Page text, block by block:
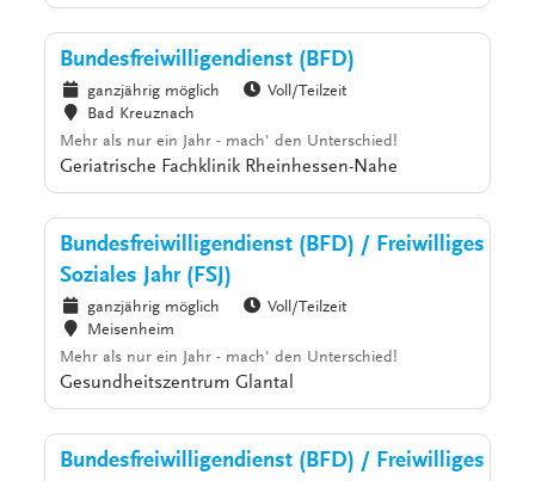
Bundesfreiwilligendienst (BFD)
ganzjährig möglich
Voll/Teilzeit
Bad Kreuznach
Mehr als nur ein Jahr - mach' den Unterschied!
Geriatrische Fachklinik Rheinhessen-Nahe
Bundesfreiwilligendienst (BFD) / Freiwilliges
Soziales Jahr (FSJ)
ganzjährig möglich
Voll/Teilzeit
Meisenheim
Mehr als nur ein Jahr - mach' den Unterschied!
Gesundheitszentrum Glantal
Bundesfreiwilligendienst (BFD) / Freiwilliges